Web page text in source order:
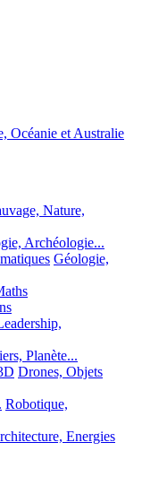
Océanie et Australie
Nature,
Archéologie...
Géologie,
Planète...
Drones, Objets
Robotique,
Energies